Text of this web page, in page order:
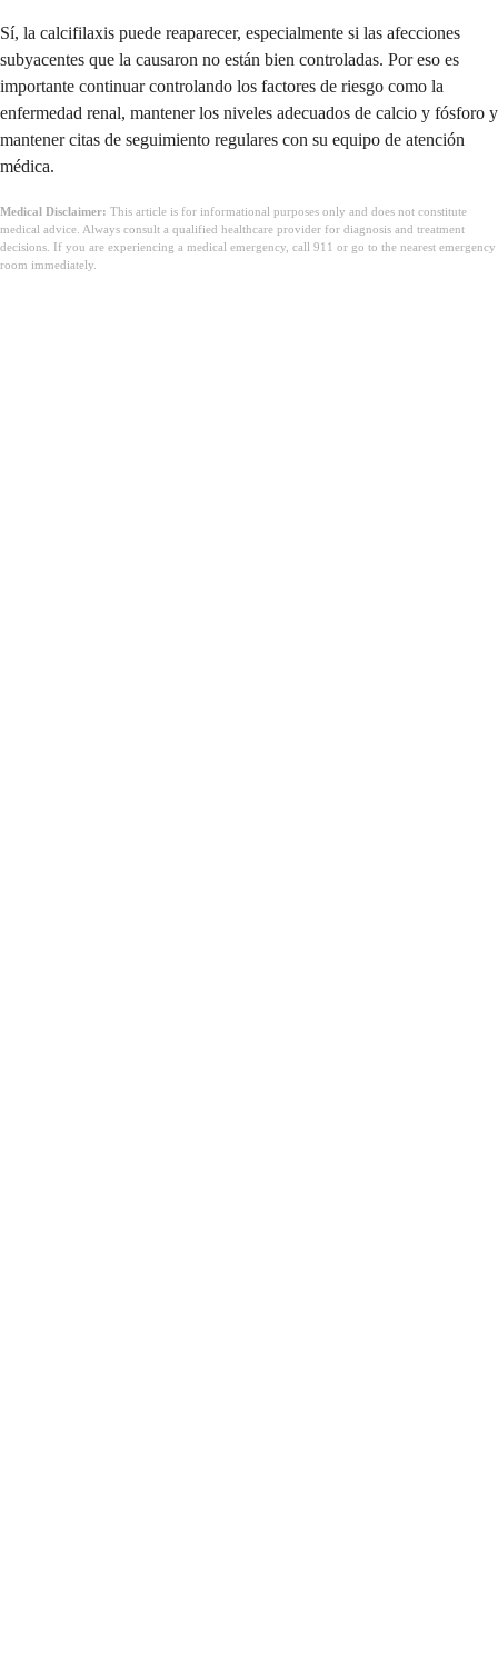
Sí, la calcifilaxis puede reaparecer, especialmente si las afecciones
subyacentes que la causaron no están bien controladas. Por eso es
importante continuar controlando los factores de riesgo como la
enfermedad renal, mantener los niveles adecuados de calcio y fósforo y
mantener citas de seguimiento regulares con su equipo de atención
médica.
Medical Disclaimer: This article is for informational purposes only and does not constitute
medical advice. Always consult a qualified healthcare provider for diagnosis and treatment
decisions. If you are experiencing a medical emergency, call 911 or go to the nearest emergency
room immediately.